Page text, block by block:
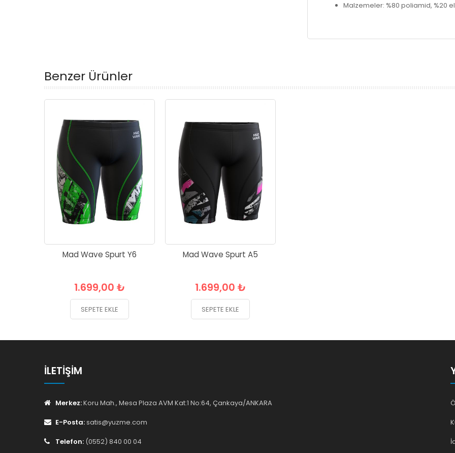
Malzemeler: %80 poliamid, %20
Benzer Ürünler
Mad Wave Spurt Y6
1.699,00 ₺
SEPETE EKLE
Mad Wave Spurt A5
1.699,00 ₺
SEPETE EKLE
İLETIŞIM
Merkez:Koru Mah., Mesa Plaza AVM Kat:1 No:64, Çankaya/ANKARA
E-Posta:satis@yuzme.com
Telefon: (0552) 840 00 04